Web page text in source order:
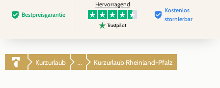
Bestpreis­garantie
Hervorragend
Trustpilot
Kostenlos
stornierbar
Kurzurlaub ... Kurzurlaub Rheinland-Pfalz